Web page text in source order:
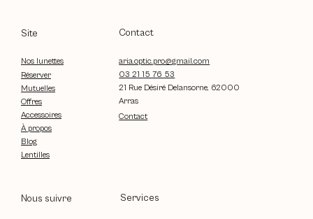
Site
Nos lunettes
Réserver
Mutuelles
Offres
Accessoires
À propos
Blog
Lentilles
Contact
Contact
aria.optic.pro@gmail.com
03 21 15 76 53
21 Rue Désiré Delansorne, 62000
Arras
Nous suivre Services